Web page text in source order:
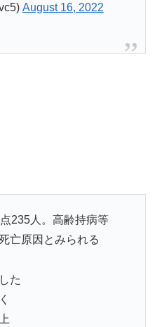
August 16, 2022
235人。高齢持病等
亡原因とみられる
た